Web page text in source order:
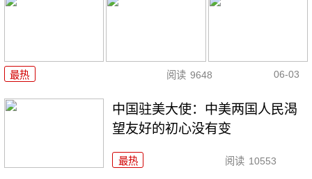
最热 阅读 9648 06-03
中国驻美大使：中美两国人民渴
望友好的初心没有变
最热 阅读 10553